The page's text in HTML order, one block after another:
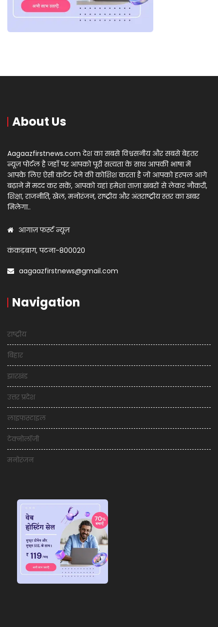
About Us
Aagaazfirstnews.com देश का सबसे विश्वसनीय और सबसे बेहतर
न्यूज़ पोर्टल है जहाँ पर आपको पूरी सत्यता के साथ आपकी भाषा में
आपके लिए ऐसी कंटेंट देने की कोशिश करता है जो आपको हरपल आगे
बढ़ाने में मदद कर सकें, आपको यहां हमेशा ताज़ा खबरों से लेकर नौकरी,
शिक्षा, राजनीति, खेल, मनोरंजन, राष्ट्रीय और अंतराष्ट्रीय स्तर का खबर
मिलेगा..
आगाज़ फर्स्ट न्यूज़
कंकड़बाग, पटना-800020
aagaazfirstnews@gmail.com
Navigation
राष्ट्रीय
बिहार
झारखंड
उत्तर प्रदेश
लाइफस्टाइल
टेक्नोलॉजी
मनोरंजन